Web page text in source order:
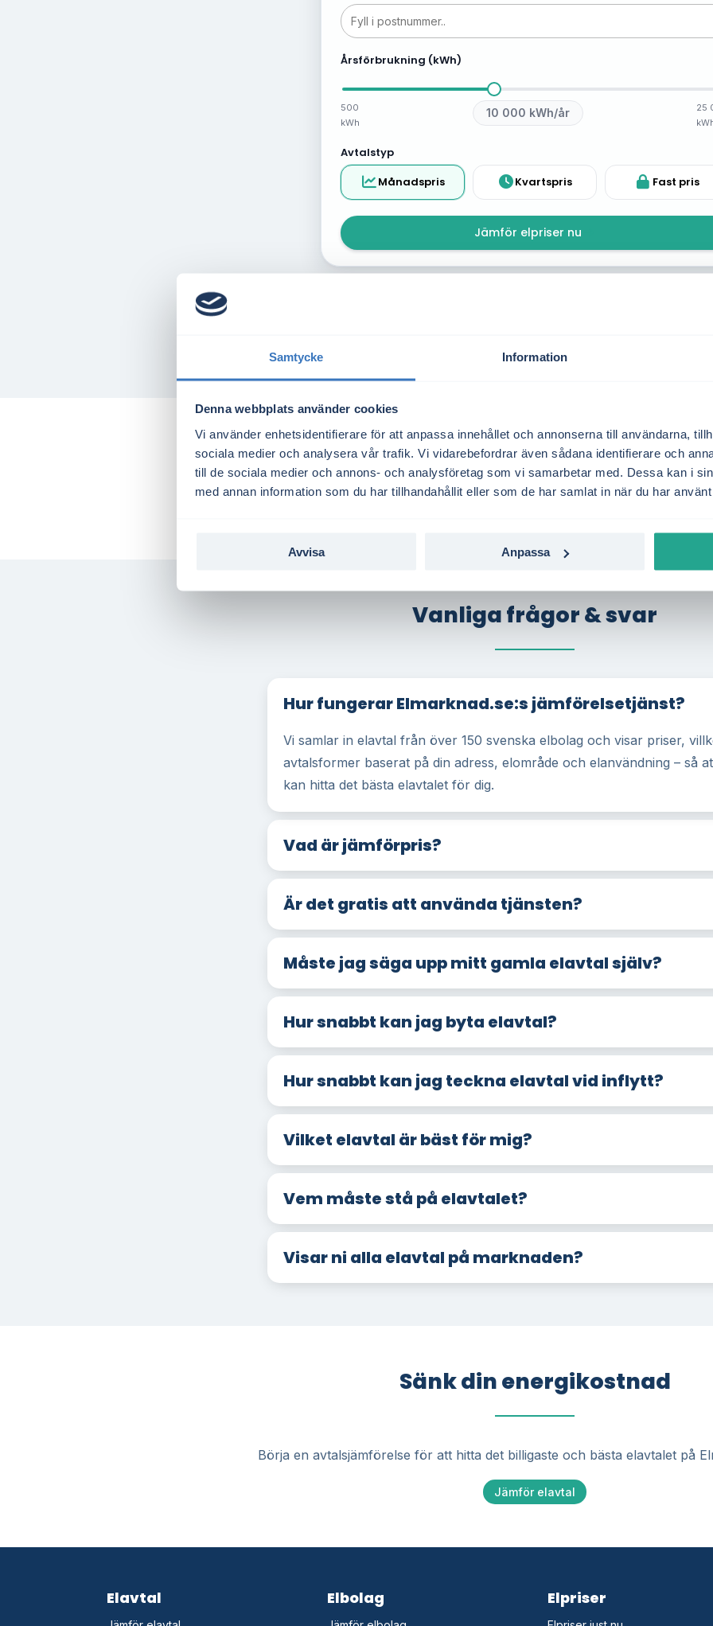
Samtycke Information
Denna webbplats använder cookies
Vi använder enhetsidentifierare för att anpassa innehållet och annonserna till användarna,
sociala medier och analysera vår trafik. Vi vidarebefordrar även sådana identifierare och
till de sociala medier och annons- och analysföretag som vi samarbetar med. Dessa kan i
med annan information som du har tillhandahållit eller som de har samlat in när du har
Avvisa Anpassa
Årsförbrukning (kWh)
500
kWh
10 000 kWh/år
25
Avtalstyp
Månadspris
Kvartspris Fast pris
Jämför elpriser nu
Så säger våra kunder
Vanliga frågor & svar
Hur fungerar Elmarknad.se:s jämförelsetjänst?
Vi samlar in elavtal från över 150 svenska elbolag och visar priser,
avtalsformer baserat på din adress, elområde och elanvändning – så
kan hitta det bästa elavtalet för dig.
Vad är jämförpris?
Är det gratis att använda tjänsten?
Måste jag säga upp mitt gamla elavtal själv?
Hur snabbt kan jag byta elavtal?
Hur snabbt kan jag teckna elavtal vid inflytt?
Vilket elavtal är bäst för mig?
Vem måste stå på elavtalet?
Visar ni alla elavtal på marknaden?
Sänk din energikostnad
Börja en avtalsjämförelse för att hitta det billigaste och bästa elavtalet på
Jämför elavtal
Elavtal Elbolag Elpriser